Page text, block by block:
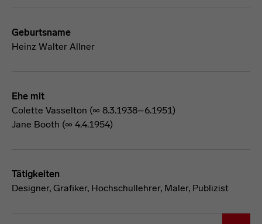
Geburtsname
Heinz Walter Allner
Ehe mit
Colette Vasselton (∞ 8.3.1938–6.1951)
Jane Booth (∞ 4.4.1954)
Tätigkeiten
Designer, Grafiker, Hochschullehrer, Maler, Publizist